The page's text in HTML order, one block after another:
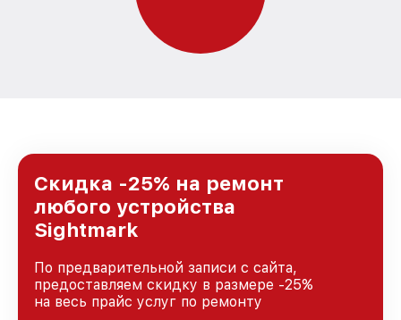
Скидка -25% на ремонт
любого устройства
Sightmark
По предварительной записи с сайта,
предоставляем скидку в размере -25%
на весь прайс услуг по ремонту